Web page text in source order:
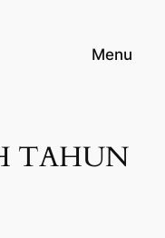
Menu
TAHUN